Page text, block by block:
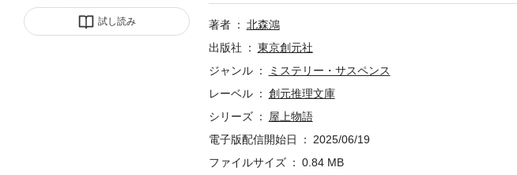
試し読み
新たに贈る、決定版。／【目次】はじまりの物語／波紋のあ
ない場所／その一日／楽園の終わり／タクのいる風景／解説
著者
北森鴻
出版社
東京創元社
ジャンル
ミステリー・サスペンス
レーベル
創元推理文庫
シリーズ
屋上物語
電子版配信開始日
2025/06/19
ファイルサイズ
0.84 MB